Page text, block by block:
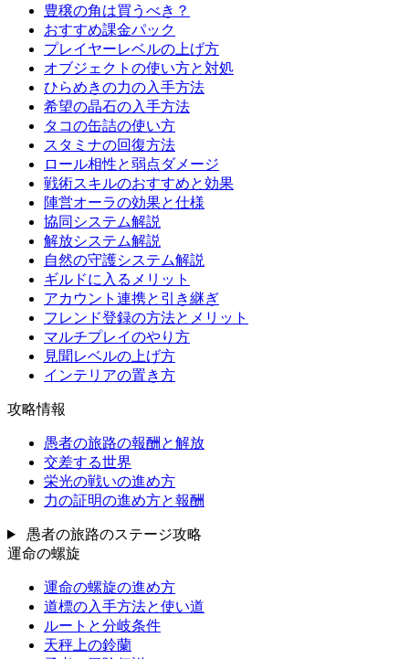
豊穣の角は買うべき？
おすすめ課金パック
プレイヤーレベルの上げ方
オブジェクトの使い方と対処
ひらめきの力の入手方法
希望の晶石の入手方法
タコの缶詰の使い方
スタミナの回復方法
ロール相性と弱点ダメージ
戦術スキルのおすすめと効果
陣営オーラの効果と仕様
協同システム解説
解放システム解説
自然の守護システム解説
ギルドに入るメリット
アカウント連携と引き継ぎ
フレンド登録の方法とメリット
マルチプレイのやり方
見聞レベルの上げ方
インテリアの置き方
攻略情報
愚者の旅路の報酬と解放
交差する世界
栄光の戦いの進め方
力の証明の進め方と報酬
愚者の旅路のステージ攻略
運命の螺旋
運命の螺旋の進め方
道標の入手方法と使い道
ルートと分岐条件
天秤上の鈴蘭